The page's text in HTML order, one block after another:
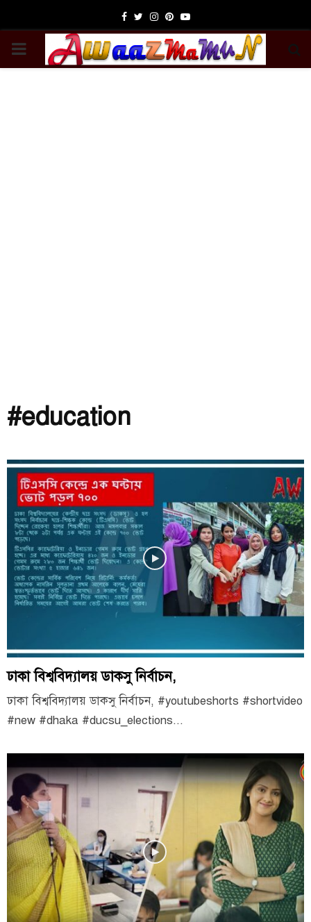
Facebook
TwitterInstagram
Pinterest
Youtube
PRIMARY
#education
ঢাকা বিশ্ববিদ্যালয় ডাকসু নির্বাচন,
ঢাকা বিশ্ববিদ্যালয় ডাকসু নির্বাচন, #youtubeshorts #shortvideo
#new #dhaka #ducsu_elections...